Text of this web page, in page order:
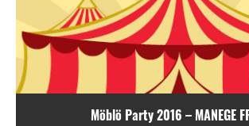
Möblö Party 2016 – MANEGE